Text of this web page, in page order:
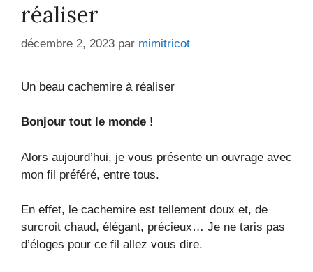
réaliser
décembre 2, 2023 par mimitricot
Un beau cachemire à réaliser
Bonjour tout le monde !
Alors aujourd’hui, je vous présente un ouvrage avec
mon fil préféré, entre tous.
En effet, le cachemire est tellement doux et, de
surcroit chaud, élégant, précieux… Je ne taris pas
d’éloges pour ce fil allez vous dire.